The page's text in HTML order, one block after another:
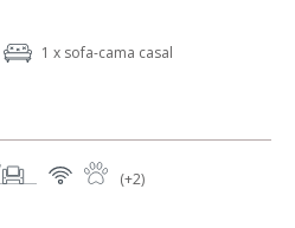
1 x sofa-cama casal
(+2)